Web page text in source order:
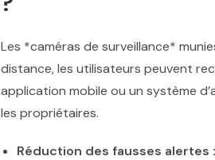
Les *caméras de surveillance*
distance, les utilisateurs peuvent
application mobile ou un système
les propriétaires.
Réduction des fausses alertes :